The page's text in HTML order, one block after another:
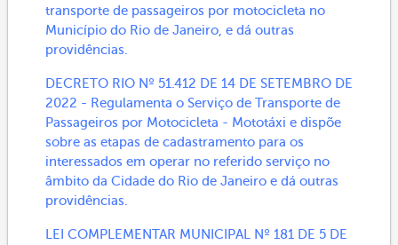
transporte de passageiros por motocicleta no
Município do Rio de Janeiro, e dá outras
providências.
DECRETO RIO Nº 51.412 DE 14 DE SETEMBRO DE
2022 - Regulamenta o Serviço de Transporte de
Passageiros por Motocicleta - Mototáxi e dispõe
sobre as etapas de cadastramento para os
interessados em operar no referido serviço no
âmbito da Cidade do Rio de Janeiro e dá outras
providências.
LEI COMPLEMENTAR MUNICIPAL Nº 181 DE 5 DE